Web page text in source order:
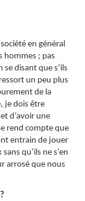
en général
hommes ; pas
disant que s’ils
un peu plus
de la
je dois être
d’avoir une
rend compte que
entrain de jouer
qu’ils ne s’en
arrosé que nous